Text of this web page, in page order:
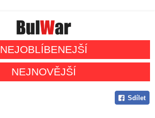
NEJOBLÍBENEJŠÍ
NEJNOVĚJŠÍ
Sdílet